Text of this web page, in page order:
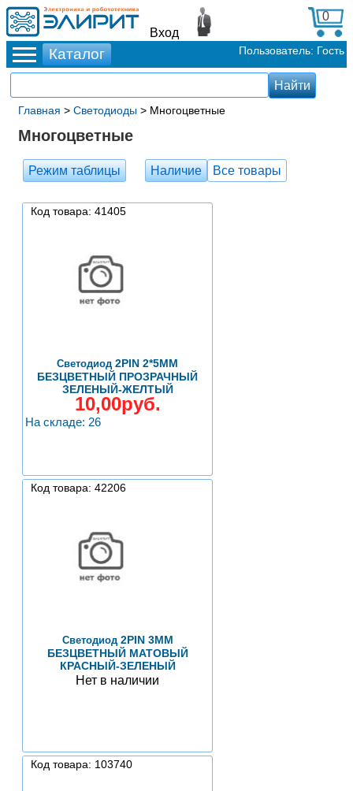
Вход
0
Пользователь: Гость
Главная > Светодиоды > Многоцветные
Многоцветные
Режим таблицы Наличие Все товары
Код товара: 41405
Светодиод 2PIN 2*5ММ
БЕЗЦВЕТНЫЙ ПРОЗРАЧНЫЙ
ЗЕЛЕНЫЙ-ЖЕЛТЫЙ
10,00руб.
На складе: 26
Код товара: 42206
Светодиод2PIN 3ММ
БЕЗЦВЕТНЫЙ МАТОВЫЙ
КРАСНЫЙ-ЗЕЛЕНЫЙ
Нет в наличии
Код товара: 103740